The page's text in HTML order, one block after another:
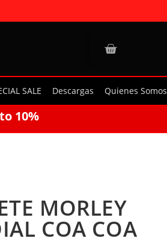
SALE Descargas Quienes Somos
10%
MORLEY
COA COA